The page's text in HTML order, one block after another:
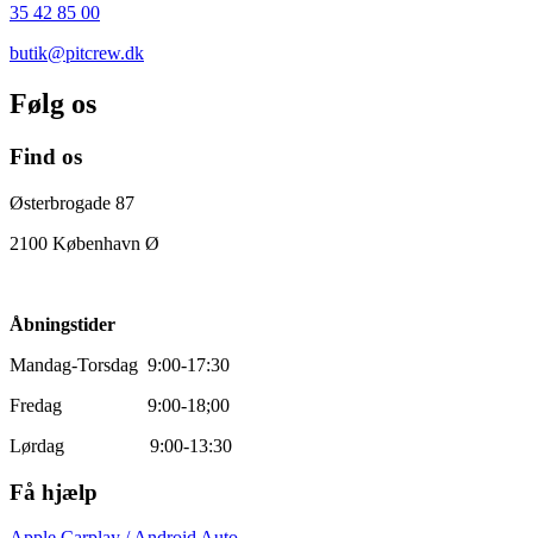
35 42 85 00
butik@pitcrew.dk
Følg os
Find os
Østerbrogade 87
2100 København Ø
Åbningstider
Mandag-Torsdag 9:00-17:30
Fredag 9:00-18;00
Lørdag 9:00-13:30
Få hjælp